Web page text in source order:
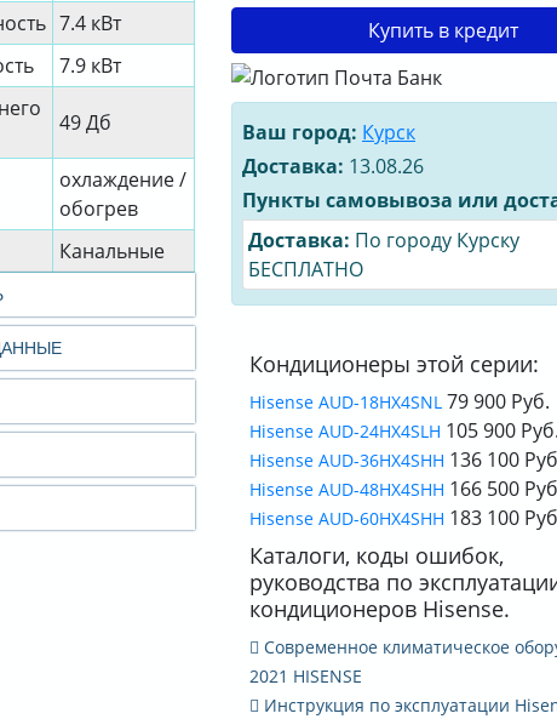
7.4 кВт
7.9 кВт
49 Дб
охлаждение /
обогрев
Канальные
Купить в кредит
Ваш город: Курск
Доставка: 13.08.26
Пункты самовывоза или
Доставка: По городу Курску
БЕСПЛАТНО
Кондиционеры этой серии:
Hisense AUD-18HX4SNL 79 900 Руб.
Hisense AUD-24HX4SLH 105 900 Руб.
Hisense AUD-36HX4SHH 136 100
Hisense AUD-48HX4SHH 166 500
Hisense AUD-60HX4SHH 183 100
Каталоги, коды ошибок,
руководства по
кондиционеров Hisense.
Современное климатическое
2021 HISENSE
Инструкция по эксплуатации